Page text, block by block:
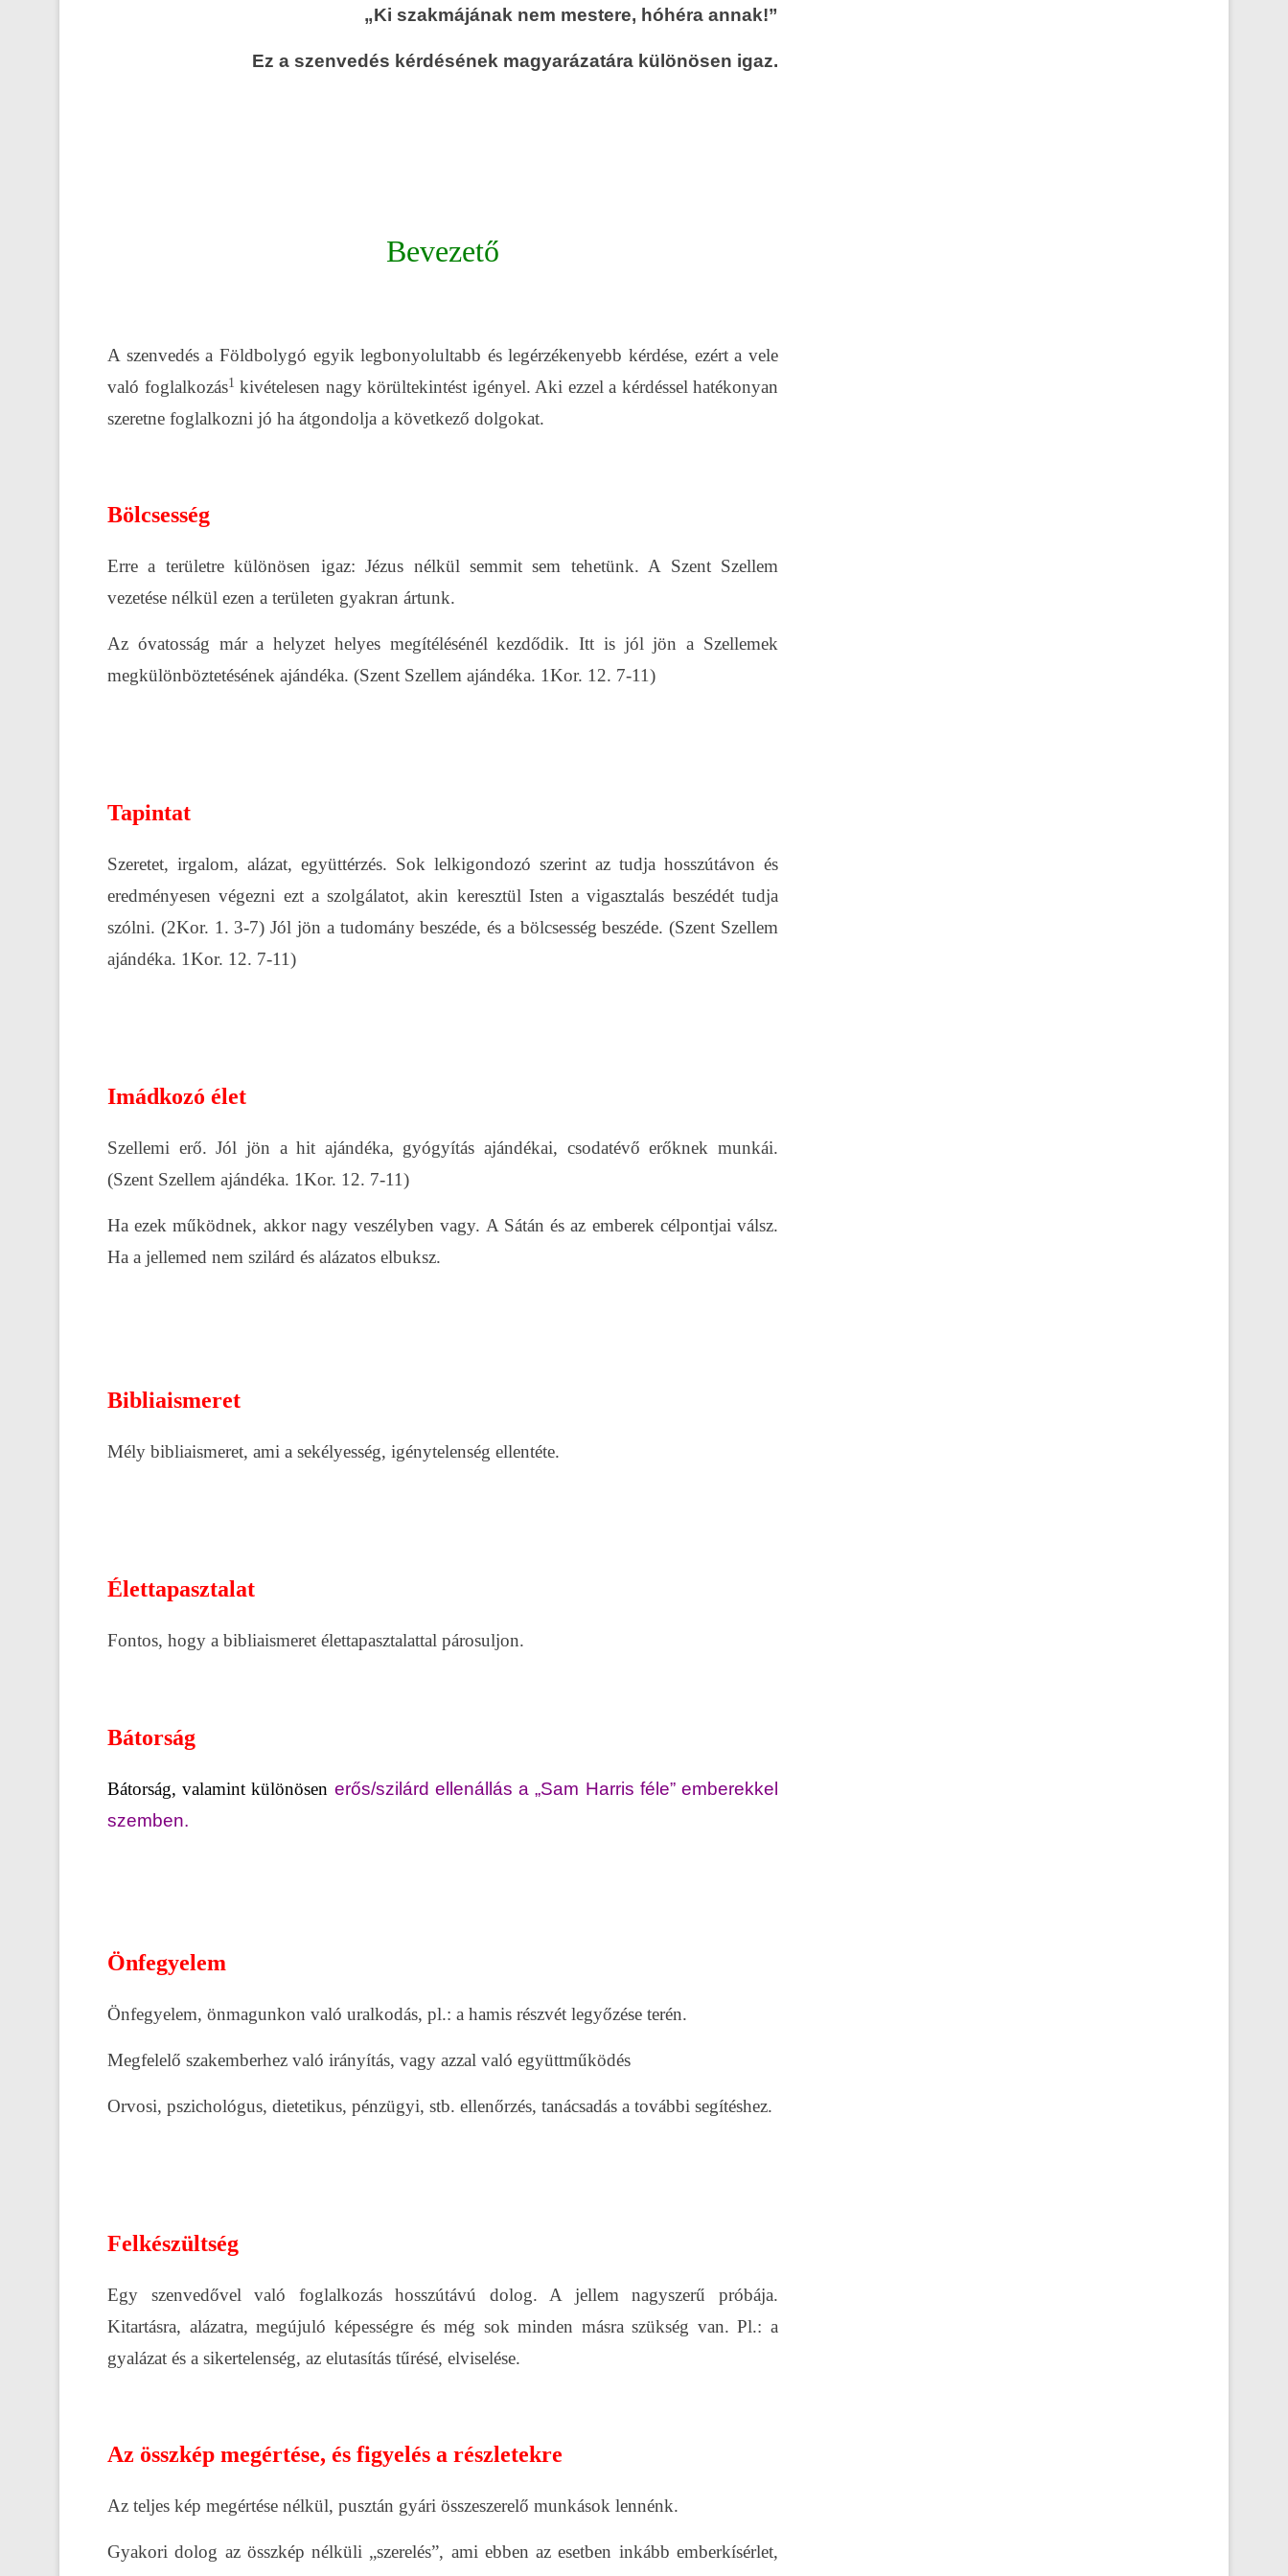
„Ki szakmájának nem mestere, hóhéra annak!”
Ez a szenvedés kérdésének magyarázatára különösen igaz.
Bevezető
A szenvedés a Földbolygó egyik legbonyolultabb és legérzékenyebb kérdése, ezért a vele
való foglalkozás1 kivételesen nagy körültekintést igényel. Aki ezzel a kérdéssel hatékonyan
szeretne foglalkozni jó ha átgondolja a következő dolgokat.
Bölcsesség
Erre a területre különösen igaz: Jézus nélkül semmit sem tehetünk. A Szent Szellem
vezetése nélkül ezen a területen gyakran ártunk.
Az óvatosság már a helyzet helyes megítélésénél kezdődik. Itt is jól jön a Szellemek
megkülönböztetésének ajándéka. (Szent Szellem ajándéka. 1Kor. 12. 7-11)
Tapintat
Szeretet, irgalom, alázat, együttérzés. Sok lelkigondozó szerint az tudja hosszútávon és
eredményesen végezni ezt a szolgálatot, akin keresztül Isten a vigasztalás beszédét tudja
szólni. (2Kor. 1. 3-7) Jól jön a tudomány beszéde, és a bölcsesség beszéde. (Szent Szellem
ajándéka. 1Kor. 12. 7-11)
Imádkozó élet
Szellemi erő. Jól jön a hit ajándéka, gyógyítás ajándékai, csodatévő erőknek munkái.
(Szent Szellem ajándéka. 1Kor. 12. 7-11)
Ha ezek működnek, akkor nagy veszélyben vagy. A Sátán és az emberek célpontjai válsz.
Ha a jellemed nem szilárd és alázatos elbuksz.
Bibliaismeret
Mély bibliaismeret, ami a sekélyesség, igénytelenség ellentéte.
Élettapasztalat
Fontos, hogy a bibliaismeret élettapasztalattal párosuljon.
Bátorság
Bátorság, valamint különösen erős/szilárd ellenállás a „Sam Harris féle” emberekkel
szemben.
Önfegyelem
Önfegyelem, önmagunkon való uralkodás, pl.: a hamis részvét legyőzése terén.
Megfelelő szakemberhez való irányítás, vagy azzal való együttműködés
Orvosi, pszichológus, dietetikus, pénzügyi, stb. ellenőrzés, tanácsadás a további segítéshez.
Felkészültség
Egy szenvedővel való foglalkozás hosszútávú dolog. A jellem nagyszerű próbája.
Kitartásra, alázatra, megújuló képességre és még sok minden másra szükség van. Pl.: a
gyalázat és a sikertelenség, az elutasítás tűrésé, elviselése.
Az összkép megértése, és figyelés a részletekre
Az teljes kép megértése nélkül, pusztán gyári összeszerelő munkások lennénk.
Gyakori dolog az összkép nélküli „szerelés”, ami ebben az esetben inkább emberkísérlet,